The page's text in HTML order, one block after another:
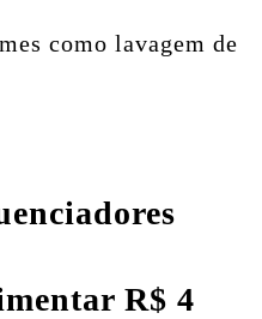
como lavagem de
R$ 4